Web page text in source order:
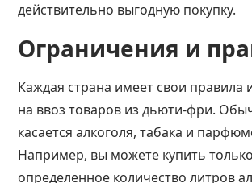
действительно выгодную покупку.
Ограничения и
Каждая страна имеет свои правила
на ввоз товаров из дьюти-фри.
касается алкоголя, табака и
Например, вы можете купить только
определенное количество литров